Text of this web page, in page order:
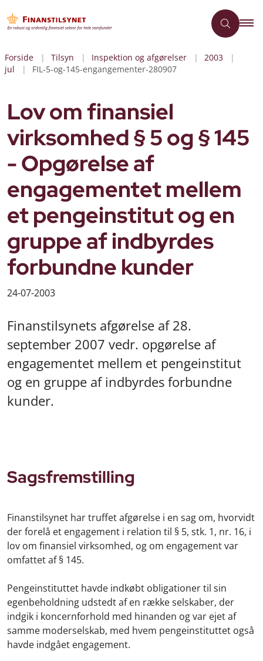
Forside Tilsyn Inspektion og afgørelser
2003
jul
FIL-5-og-145-engangementer-280907
Lov om finansiel
virksomhed § 5 og § 145
- Opgørelse af
engagementet mellem
et pengeinstitut og en
gruppe af indbyrdes
forbundne kunder
24-07-2003
Finanstilsynets afgørelse af 28.
september 2007 vedr. opgørelse af
engagementet mellem et pengeinstitut
og en gruppe af indbyrdes forbundne
kunder.
Sagsfremstilling
Finanstilsynet har truffet afgørelse i en sag om, hvorvidt
der forelå et engagement i relation til § 5, stk. 1, nr. 16, i
lov om finansiel virksomhed, og om engagement var
omfattet af § 145.
Pengeinstituttet havde indkøbt obligationer til sin
egenbeholdning udstedt af en række selskaber, der
indgik i koncernforhold med hinanden og var ejet af
samme moderselskab, med hvem pengeinstituttet også
havde indgået engagement.